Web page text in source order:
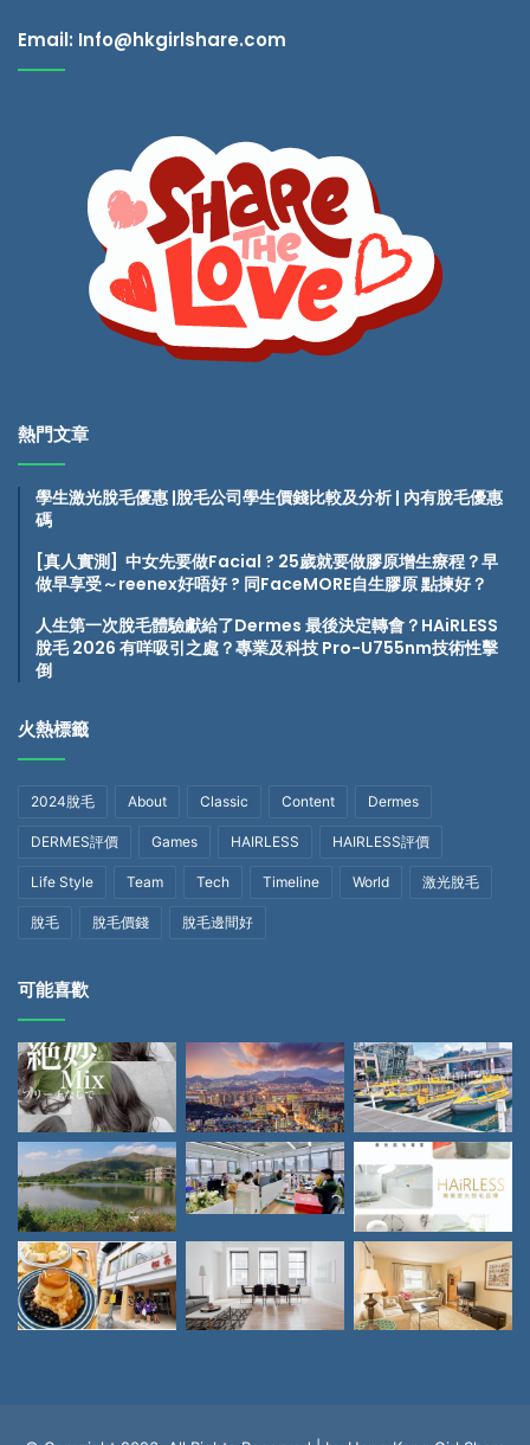
Email: Info@hkgirlshare.com
熱門文章
學生激光脫毛優惠 |脫毛公司學生價錢比較及分析 | 內有脫毛優惠
碼
[真人實測] 中女先要做Facial ? 25歲就要做膠原增生療程？早
做早享受～reenex好唔好 ? 同FaceMORE自生膠原 點揀好？
人生第一次脫毛體驗獻給了Dermes 最後決定轉會？HAiRLESS
脫毛 2026 有咩吸引之處？專業及科技 Pro-U755nm技術性擊
倒
火熱標籤
2024脫毛 About Classic Content Dermes
DERMES評價 Games HAIRLESS HAIRLESS評價
Life Style Team Tech Timeline World 激光脫毛
脫毛 脫毛價錢 脫毛邊間好
可能喜歡